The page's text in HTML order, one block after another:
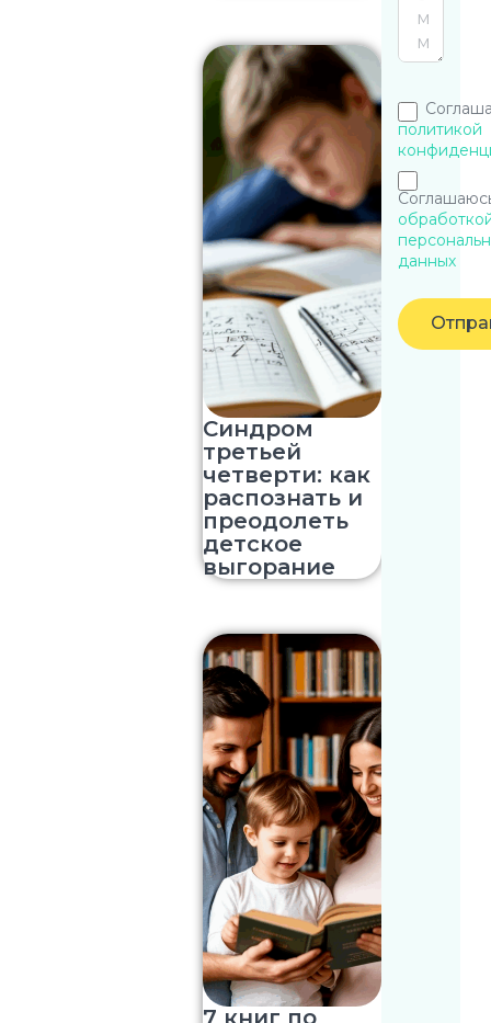
Синдром
третьей
четверти: как
распознать и
преодолеть
детское
выгорание
7 книг по
политикой
данных